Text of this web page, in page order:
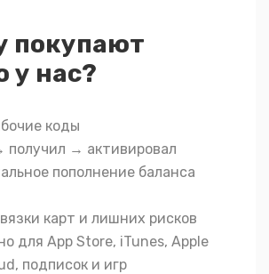
покупают
у нас?
коды
получил → активировал
пополнение баланса
карт и лишних рисков
для App Store, iTunes, Apple
подписок и игр